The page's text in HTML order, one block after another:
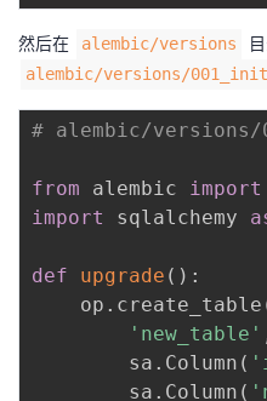
然后在 alembic/versions
alembic/versions/
# alembic/
from alembic import
import
sqlalchemy
def upgrade ( ) :
    op
. create_table
'new_table'
        sa
. Column (
        sa
. Column (